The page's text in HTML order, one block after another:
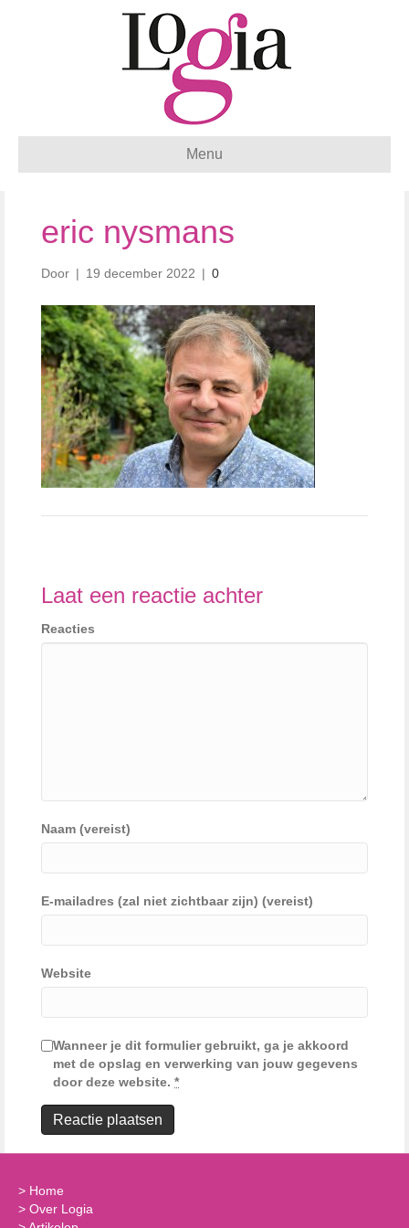
Menu
eric nysmans
Door | 19 december 2022 | 0
Laat een reactie achter
Reacties
Naam (vereist)
E-mailadres (zal niet zichtbaar zijn) (vereist)
Website
Wanneer je dit formulier gebruikt, ga je akkoord
met de opslag en verwerking van jouw gegevens
door deze website. *
> Home
> Over Logia